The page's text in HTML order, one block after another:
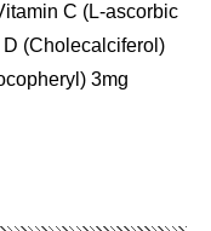
C (L-ascorbic
(Cholecalciferol)
3mg